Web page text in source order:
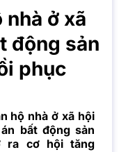
nhà ở xã
động sản
phục
hộ nhà ở xã hội
bất động sản
ra cơ hội tăng